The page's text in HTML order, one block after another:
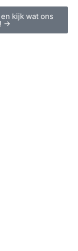
kijk wat ons
→